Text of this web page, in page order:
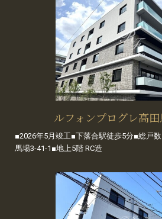
ルフォンプログレ高
■2026年5月竣工■下落合駅徒歩5分■総戸
馬場3-41-1■地上5階 RC造